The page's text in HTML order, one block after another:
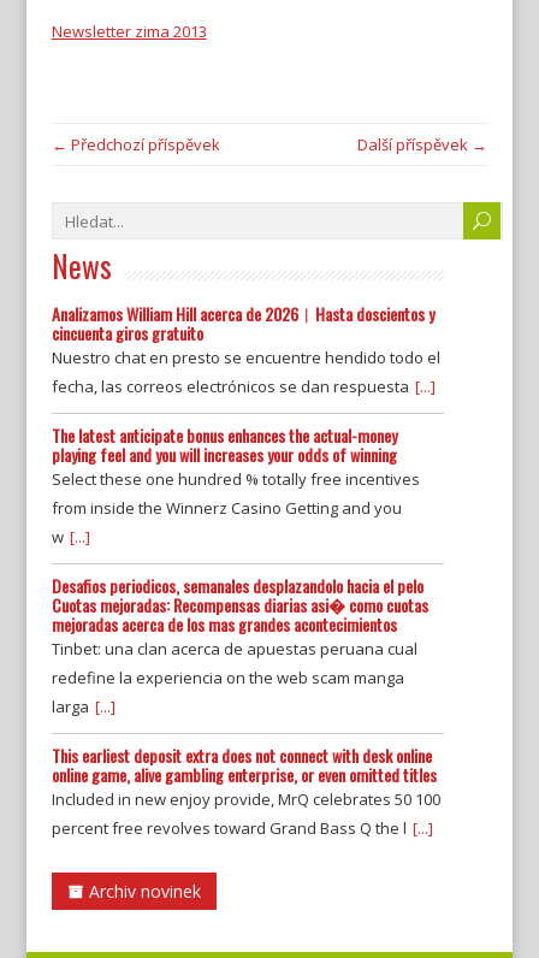
Newsletter zima 2013
← Předchozí příspěvek Další příspěvek →
News
Analizamos William Hill acerca de 2026︱Hasta doscientos y
cincuenta giros gratuito
Nuestro chat en presto se encuentre hendido todo el
fecha, las correos electrónicos se dan respuesta [...]
The latest anticipate bonus enhances the actual-money
playing feel and you will increases your odds of winning
Select these one hundred % totally free incentives
from inside the Winnerz Casino Getting and you
w [...]
Desafios periodicos, semanales desplazandolo hacia el pelo
Cuotas mejoradas: Recompensas diarias asi� como cuotas
mejoradas acerca de los mas grandes acontecimientos
Tinbet: una clan acerca de apuestas peruana cual
redefine la experiencia on the web scam manga
larga [...]
This earliest deposit extra does not connect with desk online
online game, alive gambling enterprise, or even omitted titles
Included in new enjoy provide, MrQ celebrates 50 100
percent free revolves toward Grand Bass Q the l [...]
Archiv novinek